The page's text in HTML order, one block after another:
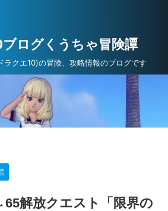
ブログくうちゃ冒険譚
ラクエ10)の冒険、攻略情報のブログです
解放クエスト「限界の